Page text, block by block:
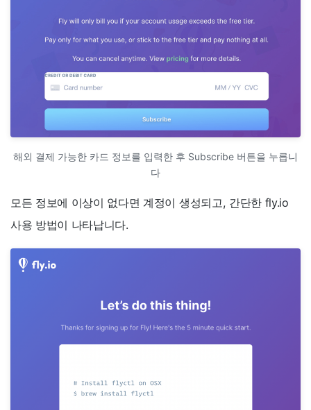
해외 결제 가능한 카드 정보를 입력한 후 Subscribe 버튼을 누릅니
다
모든 정보에 이상이 없다면 계정이 생성되고, 간단한 fly.io
사용 방법이 나타납니다.